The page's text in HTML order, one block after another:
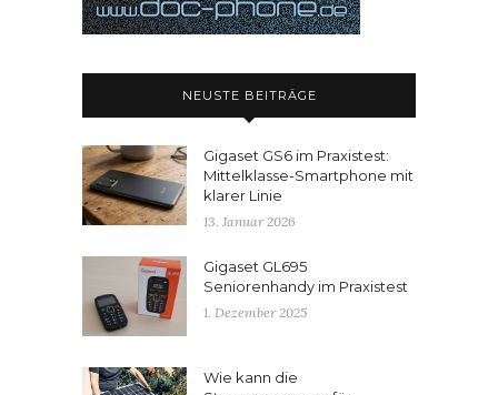
NEUSTE BEITRÄGE
Gigaset GS6 im Praxistest:
Mittelklasse-Smartphone mit
klarer Linie
13. Januar 2026
Gigaset GL695
Seniorenhandy im Praxistest
1. Dezember 2025
Wie kann die